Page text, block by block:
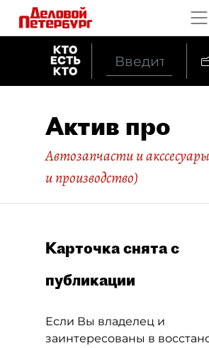
Актив про
Автозапчасти и
и производство)
Карточка снята с
публикации
Если Вы владелец и
заинтересованы в